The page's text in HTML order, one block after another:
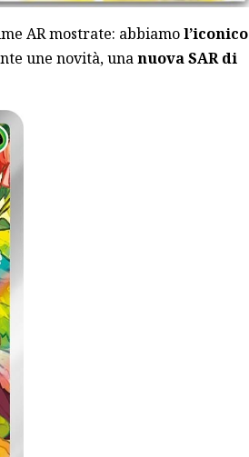
AR mostrate: abbiamol’iconico
une novità, unanuova SAR di